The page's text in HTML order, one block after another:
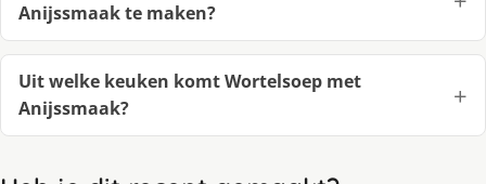
Anijssmaak te maken?
Uit welke keuken komt Wortelsoep met
Anijssmaak?